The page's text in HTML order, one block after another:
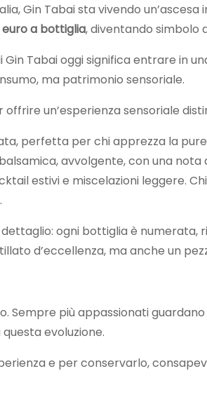
Gin Tabai sta vivendo un’ascesa
a bottiglia, diventando simbolo
Tabai oggi significa entrare in
ma patrimonio sensoriale.
un’esperienza sensoriale
perfetta per chi apprezza la
avvolgente, con una
estivi e miscelazioni leggere.
ogni bottiglia è numerata,
d’eccellenza, ma anche un
più appassionati
evoluzione.
e per conservarlo,